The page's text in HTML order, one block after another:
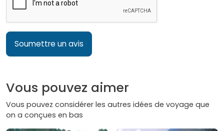
Soumettre un avis
Vous pouvez aimer
Vous pouvez considérer les autres idées de voyage que
on a conçues en bas